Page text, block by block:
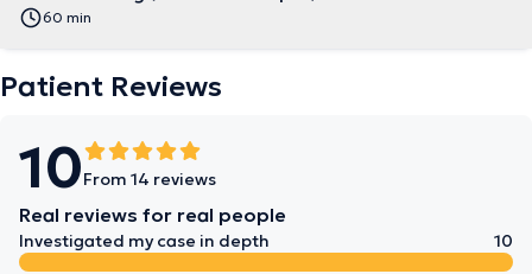
60 min
Patient Reviews
10From 14 reviews
Real reviews for real people
Investigated my case in depth
10